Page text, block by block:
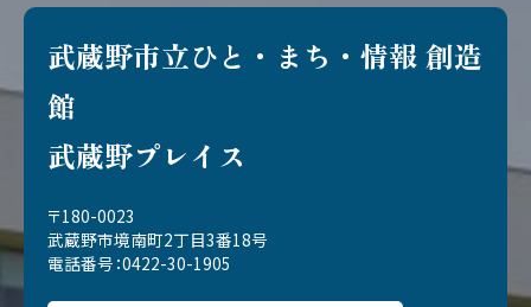
武蔵野市立ひと・まち・情報 創造
館
武蔵野プレイス
〒180-0023
武蔵野市境南町2丁目3番18号
電話番号：0422-30-1905